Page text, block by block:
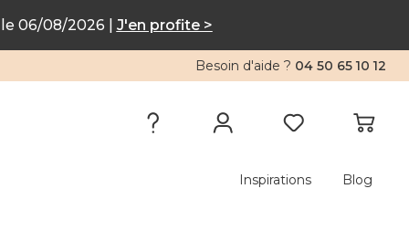
06/08/2026 | J'en profite >
Besoin d'aide ? 04 50 65 10 12
Inspirations Blog